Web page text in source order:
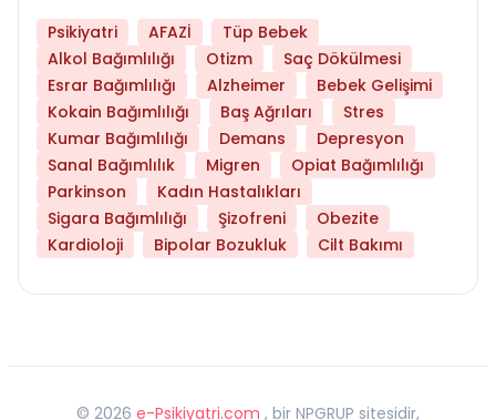
Psikiyatri AFAZİ
Tüp Bebek
Alkol Bağımlılığı
Otizm
Saç Dökülmesi
Esrar Bağımlılığı
Alzheimer
Bebek Gelişimi
Kokain Bağımlılığı
Baş Ağrıları
Stres
Kumar Bağımlılığı
Demans
Depresyon
Sanal Bağımlılık
Migren
Opiat Bağımlılığı
Parkinson
Kadın Hastalıkları
Sigara Bağımlılığı
Şizofreni
Obezite
Kardioloji
Bipolar Bozukluk Cilt Bakımı
© 2026 e-Psikiyatri.com , bir NPGRUP sitesidir,